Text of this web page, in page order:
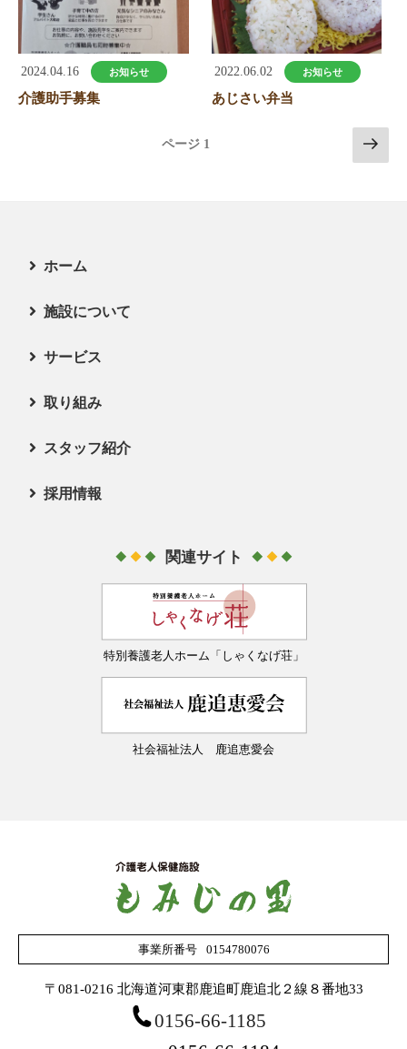
2024.04.16 お知らせ
介護助手募集
2022.06.02 お知らせ
あじさい弁当
ページ 1
次
の
ホーム
新着情報
施設について
施設長挨拶
サービス
サービス
取り組み
スタッフ紹介
居宅介護支援係
採用情報
資格取得支援
関連サイト
特別養護老人ホーム「しゃくなげ荘」
社会福祉法人 鹿追恵愛会
事業所番号 0154780076
〒081-0216 北海道河東郡鹿追町鹿追北２線８番地33
0156-66-1185